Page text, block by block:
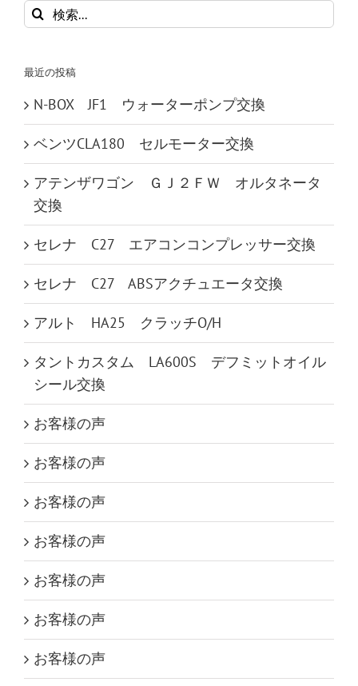
検
索
最近の投稿
N-BOX JF1 ウォーターポンプ交換
ベンツCLA180 セルモーター交換
アテンザワゴン ＧＪ２ＦＷ オルタネータ
交換
セレナ C27 エアコンコンプレッサー交換
セレナ C27 ABSアクチュエータ交換
アルト HA25 クラッチO/H
タントカスタム LA600S デフミットオイル
シール交換
お客様の声
お客様の声
お客様の声
お客様の声
お客様の声
お客様の声
お客様の声